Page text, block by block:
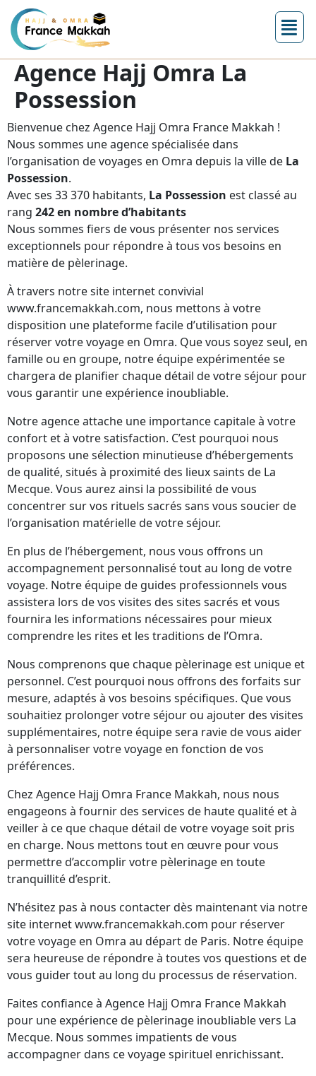
Agence Hajj Omra La
Possession
Bienvenue chez Agence Hajj Omra France Makkah !
Nous sommes une agence spécialisée dans
l’organisation de voyages en Omra depuis la ville de La
Possession.
Avec ses 33 370 habitants, La Possession est classé au
rang 242 en nombre d’habitants
Nous sommes fiers de vous présenter nos services
exceptionnels pour répondre à tous vos besoins en
matière de pèlerinage.
À travers notre site internet convivial
www.francemakkah.com, nous mettons à votre
disposition une plateforme facile d’utilisation pour
réserver votre voyage en Omra. Que vous soyez seul, en
famille ou en groupe, notre équipe expérimentée se
chargera de planifier chaque détail de votre séjour pour
vous garantir une expérience inoubliable.
Notre agence attache une importance capitale à votre
confort et à votre satisfaction. C’est pourquoi nous
proposons une sélection minutieuse d’hébergements
de qualité, situés à proximité des lieux saints de La
Mecque. Vous aurez ainsi la possibilité de vous
concentrer sur vos rituels sacrés sans vous soucier de
l’organisation matérielle de votre séjour.
En plus de l’hébergement, nous vous offrons un
accompagnement personnalisé tout au long de votre
voyage. Notre équipe de guides professionnels vous
assistera lors de vos visites des sites sacrés et vous
fournira les informations nécessaires pour mieux
comprendre les rites et les traditions de l’Omra.
Nous comprenons que chaque pèlerinage est unique et
personnel. C’est pourquoi nous offrons des forfaits sur
mesure, adaptés à vos besoins spécifiques. Que vous
souhaitiez prolonger votre séjour ou ajouter des visites
supplémentaires, notre équipe sera ravie de vous aider
à personnaliser votre voyage en fonction de vos
préférences.
Chez Agence Hajj Omra France Makkah, nous nous
engageons à fournir des services de haute qualité et à
veiller à ce que chaque détail de votre voyage soit pris
en charge. Nous mettons tout en œuvre pour vous
permettre d’accomplir votre pèlerinage en toute
tranquillité d’esprit.
N’hésitez pas à nous contacter dès maintenant via notre
site internet www.francemakkah.com pour réserver
votre voyage en Omra au départ de Paris. Notre équipe
sera heureuse de répondre à toutes vos questions et de
vous guider tout au long du processus de réservation.
Faites confiance à Agence Hajj Omra France Makkah
pour une expérience de pèlerinage inoubliable vers La
Mecque. Nous sommes impatients de vous
accompagner dans ce voyage spirituel enrichissant.